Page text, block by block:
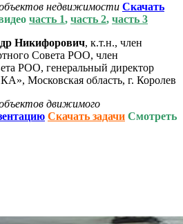
недвижимости Скачать
часть 1, часть 2, часть 3
Никифорович, к.т.н., член
Совета РОО, член
РОО, генеральный директор
Московская область, г. Королев
движимого
Скачать задачи Смотреть